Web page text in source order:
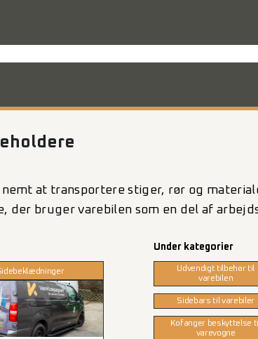
at transportere stiger, rør og
bruger varebilen som en del af
Under kategorier
Udvendigt tilbehør til
varebilen
Sidebars til varebiler
Kofanger beskyttelse
varevogne